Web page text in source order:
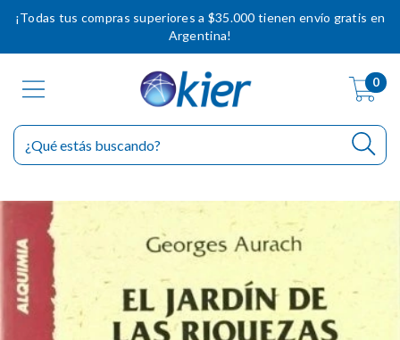
¡Todas tus compras superiores a $35.000 tienen envío gratis en
Argentina!
0